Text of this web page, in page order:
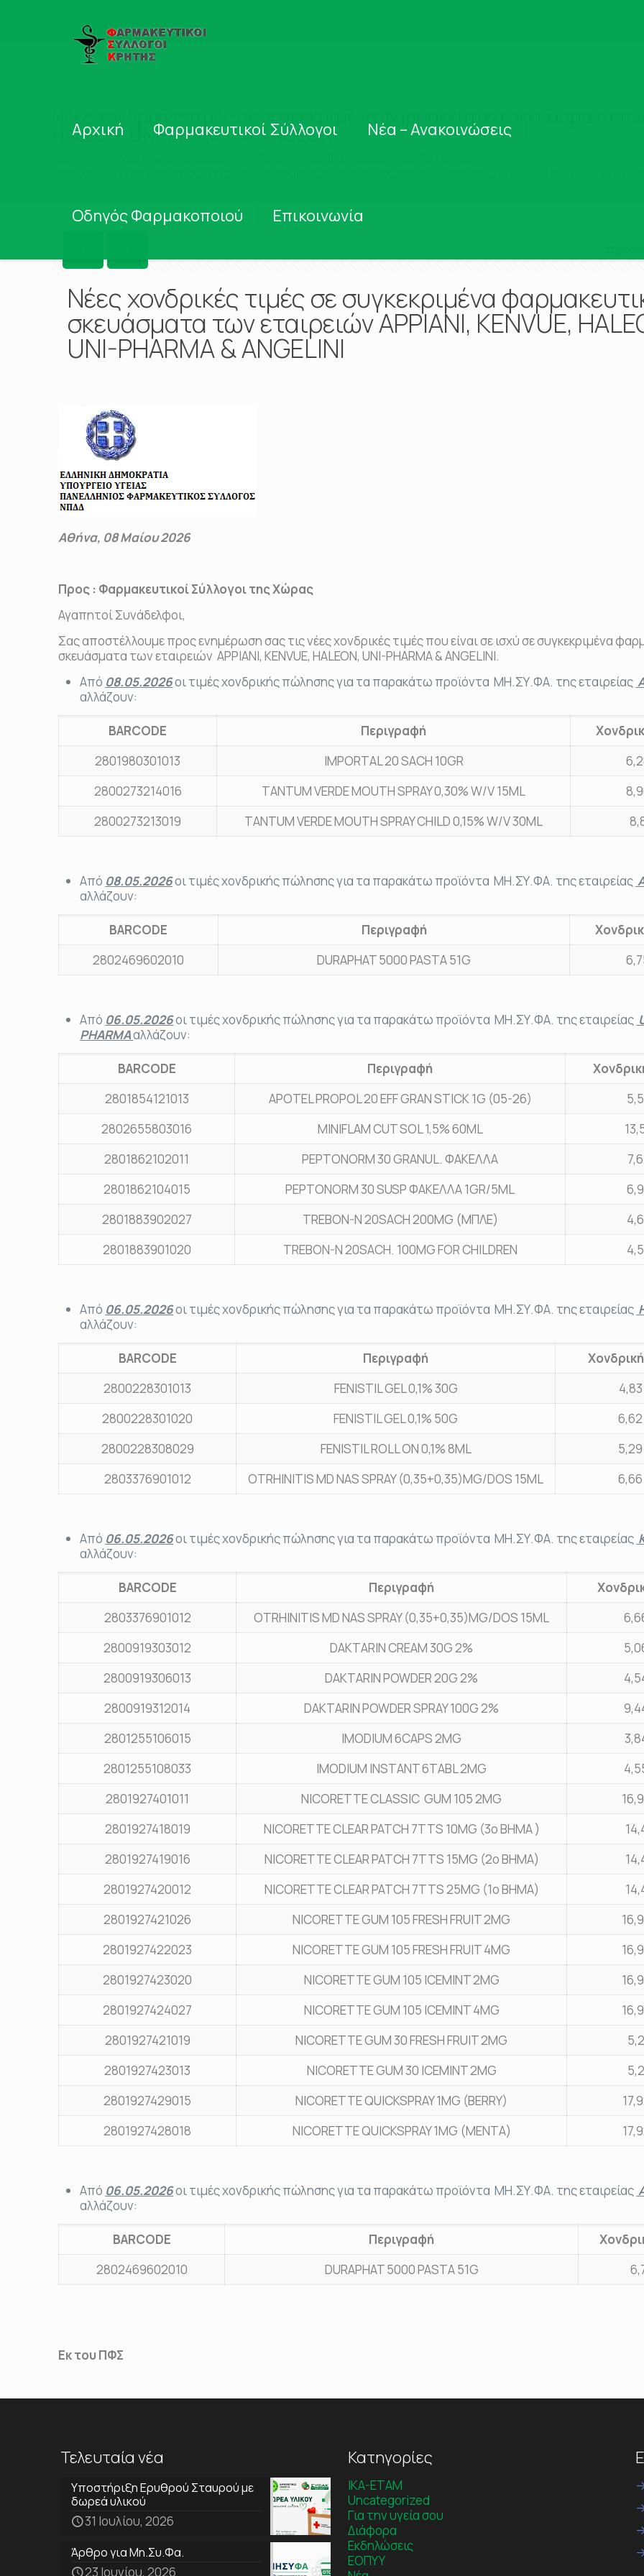
Αρχική Φαρμακευτικοί Σύλλογοι Νέα – Ανακοινώσεις
Οδηγός Φαρμακοποιού Επικοινωνία
Νέες χονδρικές τιμές σε συγκεκριμένα φαρμακευτικά σκευάσματα
HALEON, UNI-PHARMA & ANGELINI
Νέες χονδρικές τιμές σε συγκεκριμένα
σκευάσματα των εταιρειών ΑΡΡΙΑΝΙ, KENVUE,
UNI-PHARMA & ANGELINI
Αθήνα, 08 Μαίου 2026
Προς : Φαρμακευτικοί Σύλλογοι της Χώρας
Αγαπητοί Συνάδελφοι,
Σας αποστέλλουμε προς ενημέρωση σας τις νέες χονδρικές τιμές που είναι σε ισχύ σε συγκεκριμένα
σκευάσματα των εταιρειών ΑΡΡΙΑΝΙ, KENVUE, HALEON, UNI-PHARMA & ANGELINI.
Από 08.05.2026οι τιμές χονδρικής πώλησης για τα παρακάτω προϊόντα ΜΗ.ΣΥ.ΦΑ. της εταιρείας
αλλάζουν:
BARCODE Περιγραφή
2801980301013
IMPORTAL 20 SACH 10GR
2800273214016
TANTUM VERDE MOUTH SPRAY 0,30% W/V 15ML
2800273213019
TANTUM VERDE MOUTH SPRAY CHILD 0,15% W/V 30ML
Από 08.05.2026οι τιμές χονδρικής πώλησης για τα παρακάτω προϊόντα ΜΗ.ΣΥ.ΦΑ. της εταιρείας
αλλάζουν:
BARCODE Περιγραφή
2802469602010
DURAPHAT 5000 PASTA 51G
Από 06.05.2026οι τιμές χονδρικής πώλησης για τα παρακάτω προϊόντα ΜΗ.ΣΥ.ΦΑ. της εταιρείας
PHARMAαλλάζουν:
BARCODE Περιγραφή
2801854121013
APOTEL PROPOL 20 EFF GRAN STICK 1G (05-26)
5,5
2802655803016
MINIFLAM CUT SOL 1,5% 60ML
2801862102011
PEPTONORM 30 GRANUL. ΦΑΚΕΛΛΑ
7,6
2801862104015
PEPTONORM 30 SUSP ΦΑΚΕΛΛΑ 1GR/5ML
6,9
2801883902027
TREBON-N 20SACH 200MG (ΜΠΛΕ)
4,6
2801883901020
TREBON-N 20SACH. 100MG FOR CHILDREN 4,5
Από 06.05.2026οι τιμές χονδρικής πώλησης για τα παρακάτω προϊόντα ΜΗ.ΣΥ.ΦΑ. της εταιρείας
αλλάζουν:
BARCODE Περιγραφή
2800228301013
FENISTIL GEL 0,1% 30G
4,83
2800228301020
FENISTIL GEL 0,1% 50G
6,62
2800228308029
FENISTIL ROLL ON 0,1% 8ML
5,29
2803376901012
OTRHINITIS MD NAS SPRAY (0,35+0,35)MG/DOS 15ML 6,66
Από 06.05.2026οι τιμές χονδρικής πώλησης για τα παρακάτω προϊόντα ΜΗ.ΣΥ.ΦΑ. της εταιρείας
αλλάζουν:
BARCODE Περιγραφή
2803376901012
OTRHINITIS MD NAS SPRAY (0,35+0,35)MG/DOS 15ML
2800919303012
DAKTARIN CREAM 30G 2%
2800919306013
DAKTARIN POWDER 20G 2%
2800919312014
DAKTARIN POWDER SPRAY 100G 2%
2801255106015
IMODIUM 6CAPS 2MG
2801255108033
IMODIUM INSTANT 6TABL 2MG
2801927401011
NICORETTE CLASSIC GUM 105 2MG
2801927418019
NICORETTE CLEAR PATCH 7TTS 10MG (3o ΒΗΜΑ )
2801927419016
NICORETTE CLEAR PATCH 7TTS 15MG (2ο ΒΗΜΑ)
2801927420012
NICORETTE CLEAR PATCH 7TTS 25MG (1ο ΒΗΜΑ)
2801927421026
NICORETTE GUM 105 FRESH FRUIT 2MG
2801927422023
NICORETTE GUM 105 FRESH FRUIT 4MG
2801927423020
NICORETTE GUM 105 ICEMINT 2MG
2801927424027
NICORETTE GUM 105 ICEMINT 4MG
2801927421019
NICORETTE GUM 30 FRESH FRUIT 2MG
5,2
2801927423013
NICORETTE GUM 30 ICEMINT 2MG
5,2
2801927429015
NICORETTE QUICKSPRAY 1MG (BERRY)
2801927428018
NICORETTE QUICKSPRAY 1MG (ΜΕΝΤΑ)
Από 06.05.2026οι τιμές χονδρικής πώλησης για τα παρακάτω προϊόντα ΜΗ.ΣΥ.ΦΑ. της εταιρείας
αλλάζουν:
BARCODE Περιγραφή
2802469602010
DURAPHAT 5000 PASTA 51G
Εκ του ΠΦΣ
Τελευταία νέα
Υποστήριξη Ερυθρού Σταυρού με
δωρεά υλικού
31 Ιουλίου, 2026
Άρθρο για Μη.Συ.Φα.
23 Ιουνίου, 2026
Κατηγορίες
IKA-ETAM
Uncategorized
Για την υγεία σου
Διάφορα
Εκδηλώσεις
ΕΟΠΥΥ